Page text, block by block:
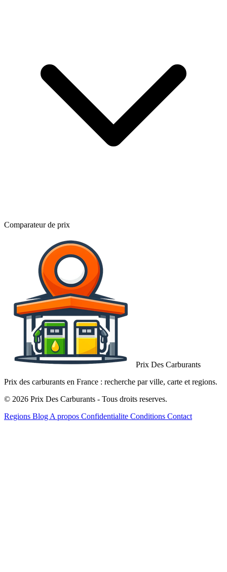
Comparateur de prix
Prix Des Carburants
Prix des carburants en France : recherche par ville, carte et regions.
© 2026 Prix Des Carburants - Tous droits reserves.
Regions Blog A propos Confidentialite Conditions Contact